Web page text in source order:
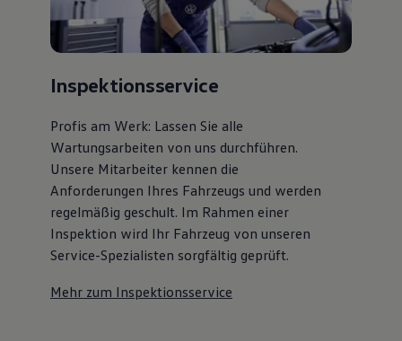
Inspektionsservice
Profis am Werk: Lassen Sie alle
Wartungsarbeiten von uns durchführen.
Unsere Mitarbeiter kennen die
Anforderungen Ihres Fahrzeugs und werden
regelmäßig geschult. Im Rahmen einer
Inspektion wird Ihr Fahrzeug von unseren
Service-Spezialisten sorgfältig geprüft.
Mehr zum Inspektionsservice